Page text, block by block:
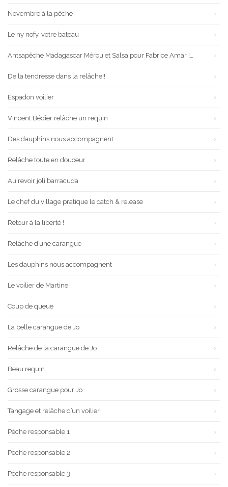
Novembre à la pêche
Le ny nofy, votre bateau
Antsapêche Madagascar Mérou et Salsa pour Fabrice Amar !…
De la tendresse dans la relâche!!
Espadon voilier
Vincent Bédier relâche un requin
Des dauphins nous accompagnent
Relâche toute en douceur
Au revoir joli barracuda
Le chef du village pratique le catch & release
Retour à la liberté !
Relâche d’une carangue
Les dauphins nous accompagnent
Le voilier de Martine
Coup de queue
La belle carangue de Jo
Relâche de la carangue de Jo
Beau requin
Grosse carangue pour Jo
Tangage et relâche d’un voilier
Pêche responsable 1
Pêche responsable 2
Pêche responsable 3